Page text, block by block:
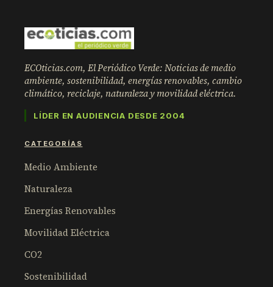
ECOticias.com, El Periódico Verde: Noticias de medio
ambiente, sostenibilidad, energías renovables, cambio
climático, reciclaje, naturaleza y movilidad eléctrica.
LÍDER EN AUDIENCIA DESDE 2004
CATEGORÍAS
Medio Ambiente
Naturaleza
Energías Renovables
Movilidad Eléctrica
CO2
Sostenibilidad